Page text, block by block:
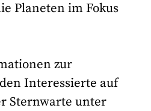
Planeten im Fokus
zur
Interessierte auf
Sternwarte unter